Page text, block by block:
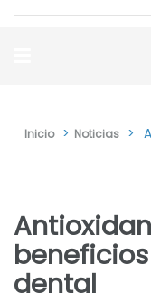
Inicio > Noticias >
dental